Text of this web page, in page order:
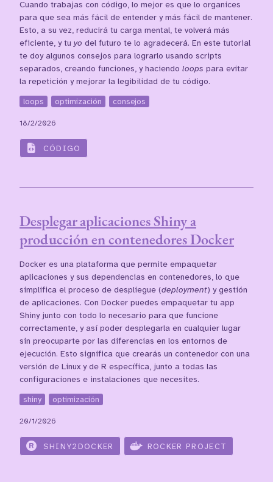
Cuando trabajas con código, lo mejor es que lo organices
para que sea más fácil de entender y más fácil de mantener.
Esto, a su vez, reducirá tu carga mental, te volverá más
eficiente, y tu yo del futuro te lo agradecerá. En este tutorial
te doy algunos consejos para lograrlo usando scripts
separados, creando funciones, y haciendo loops para evitar
la repetición y mejorar la legibilidad de tu código.
loops optimización consejos
18/2/2026
CÓDIGO
Desplegar aplicaciones Shiny a
producción en contenedores Docker
Docker es una plataforma que permite empaquetar
aplicaciones y sus dependencias en contenedores, lo que
simplifica el proceso de despliegue (deployment) y gestión
de aplicaciones. Con Docker puedes empaquetar tu app
Shiny junto con todo lo necesario para que funcione
correctamente, y así poder desplegarla en cualquier lugar
sin preocuparte por las diferencias en los entornos de
ejecución. Esto significa que crearás un contenedor con una
versión de Linux y de R específica, junto a todas las
configuraciones e instalaciones que necesites.
shiny optimización
20/1/2026
SHINY2DOCKER ROCKER PROJECT